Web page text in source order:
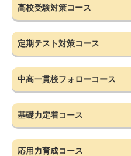
高校受験対策コース
定期テスト対策コース
中高一貫校フォローコース
基礎力定着コース
応用力育成コース